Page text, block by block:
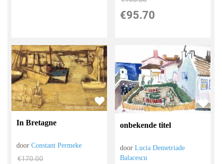
€95.70
In Bretagne
doorConstant Permeke
€170.00
onbekende titel
doorLucia Demetriade
Balacescu